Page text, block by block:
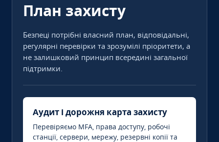
План захисту
Безпеці потрібні власний план, відповідальні,
регулярні перевірки та зрозумілі пріоритети, а
не залишковий принцип всередині загальної
підтримки.
Аудит і дорожня карта захисту
Перевіряємо MFA, права доступу, робочі
станції, сервери, мережу, резервні копії та